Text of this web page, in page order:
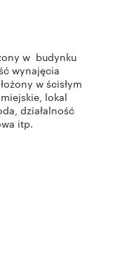
w budynku
wynajęcia
w ścisłym
lokal
działalność
itp.